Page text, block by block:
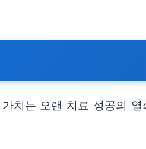
치는 오랜 치료 성공의